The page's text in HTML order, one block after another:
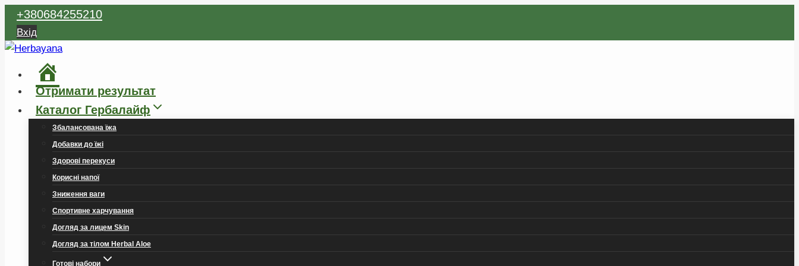
Перейти
вмісту
+380684255210
Вхід
Отримати результат
Каталог Гербалайф
Збалансована їжа
Добавки до їжі
Здорові перекуси
Корисні напої
Зниження ваги
Спортивне харчування
Догляд за лицем Skin
Догляд за тілом Herbal Aloe
Готові набори